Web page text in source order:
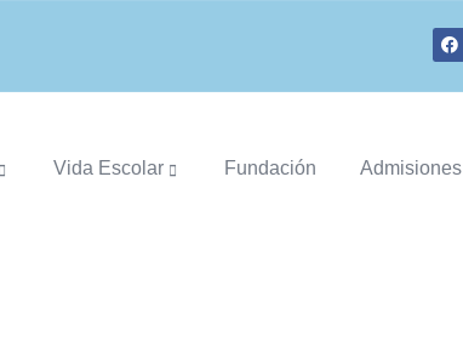
Vida Escolar Fundación Admisiones